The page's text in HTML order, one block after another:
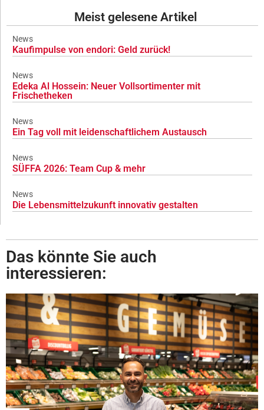
Meist gelesene Artikel
News
Kaufimpulse von endori: Geld zurück!
News
Edeka Al Hossein: Neuer Vollsortimenter mit
Frischetheken
News
Ein Tag voll mit leidenschaftlichem Austausch
News
SÜFFA 2026: Team Cup & mehr
News
Die Lebensmittelzukunft innovativ gestalten
Das könnte Sie auch
interessieren: